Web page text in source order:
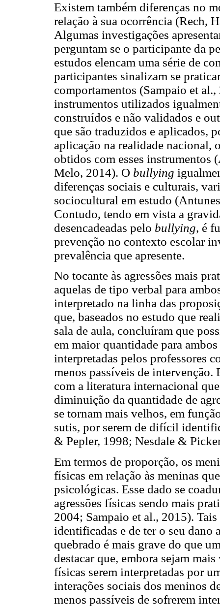
Existem também diferenças no
relação à sua ocorrência (Rech,
Algumas investigações
perguntam se o participante da
estudos elencam uma série de
participantes sinalizam se
comportamentos (Sampaio et
instrumentos utilizados
construídos e não validados e
que são traduzidos e aplicados,
aplicação na realidade nacional,
obtidos com esses
Melo, 2014). O bullying
diferenças sociais e culturais,
sociocultural em estudo
Contudo, tendo em vista a
desencadeadas pelo bullying, é
prevenção no contexto escolar
prevalência que apresente.
No tocante às agressões mais
aquelas de tipo verbal para
interpretado na linha das
que, baseados no estudo que
sala de aula, concluíram que
em maior quantidade para
interpretadas pelos professores
menos passíveis de intervenção.
com a literatura internacional
diminuição da quantidade de
se tornam mais velhos, em
sutis, por serem de difícil
& Pepler, 1998; Nesdale &
Em termos de proporção, os
físicas em relação às meninas
psicológicas. Esse dado se
agressões físicas sendo mais
2004; Sampaio et al., 2015). Tais
identificadas e de ter o seu
quebrado é mais grave do que
destacar que, embora sejam
físicas serem interpretadas por
interações sociais dos meninos
menos passíveis de sofrerem